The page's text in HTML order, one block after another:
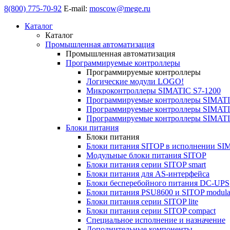
8(800) 775-70-92 E-mail: moscow@mege.ru
Каталог
Каталог
Промышленная автоматизация
Промышленная автоматизация
Программируемые контроллеры
Программируемые контроллеры
Логические модули LOGO!
Микроконтроллеры SIMATIC S7-1200
Программируемые контроллеры
Программируемые контроллеры
Программируемые контроллеры
Блоки питания
Блоки питания
Блоки питания SITOP в исполнении
Модульные блоки питания SITOP
Блоки питания серии SITOP smart
Блоки питания для AS-интерфейса
Блоки бесперебойного питания DC-UPS
Блоки питания PSU8600 и SITOP
Блоки питания серии SITOP lite
Блоки питания серии SITOP compact
Специальное исполнение и назначение